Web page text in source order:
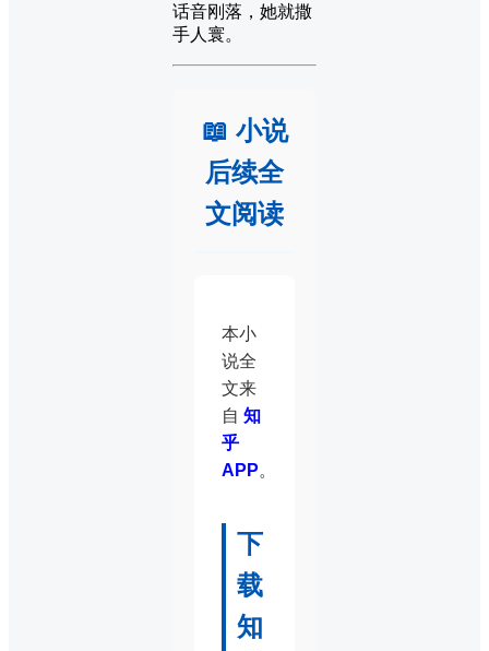
话音刚落，她就撒
手人寰。
📖 小说
后续全
文阅读
本小
说全
文来
自 知
乎
APP。
下
载
知